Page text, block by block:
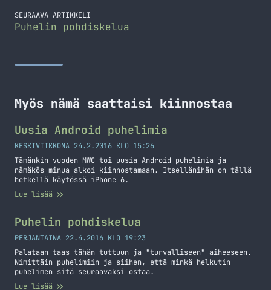
SEURAAVA ARTIKKELI
Puhelin pohdiskelua
Myös nämä saattaisi kiinnostaa
Uusia Android puhelimia
KESKIVIIKKONA 24.2.2016 KLO 15:26
Tämänkin vuoden MWC toi uusia Android puhelimia ja
nämäkös minua alkoi kiinnostamaan. Itsellänihän on tällä
hetkellä käytössä iPhone 6.
Lue lisää
Puhelin pohdiskelua
PERJANTAINA 22.4.2016 KLO 19:23
Palataan taas tähän tuttuun ja "turvalliseen" aiheeseen.
Nimittäin puhelimiin ja siihen, että minkä helkutin
puhelimen sitä seuraavaksi ostaa.
Lue lisää